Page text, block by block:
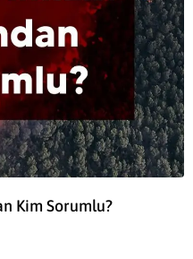
Kim Sorumlu?